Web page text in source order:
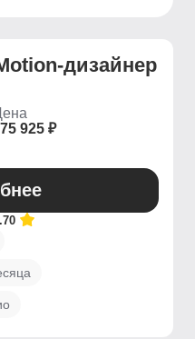
дизайнер
925 ₽